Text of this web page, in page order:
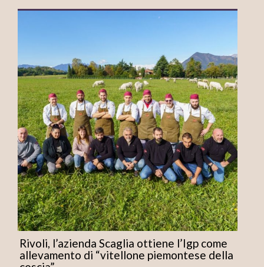
Rivoli, l’azienda Scaglia ottiene l’Igp come
allevamento di “vitellone piemontese della